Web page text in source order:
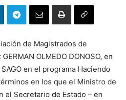
de Magistrados de
OLMEDO DONOSO, en
en el programa Haciendo
en los que el Ministro de
Secretario de Estado – en